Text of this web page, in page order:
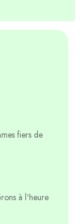
fiers de
à l'heure